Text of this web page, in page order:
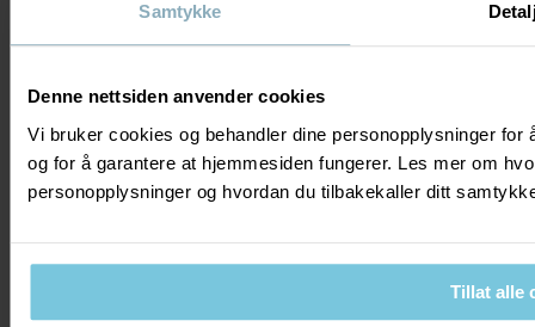
Samtykke
Denne nettsiden anvender cookies
Vi bruker cookies og behandler dine personopplysninger
og for å garantere at hjemmesiden fungerer. Les mer om
personopplysninger og hvordan du tilbakekaller ditt
Tillat alle
Cookies Kjøpsvilkår Personvernpolicy
Våra butiker | Hitta din närmsta